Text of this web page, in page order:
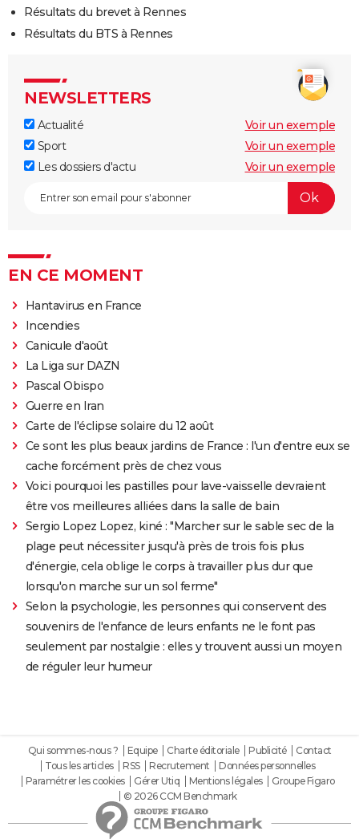
Résultats du brevet à Rennes
Résultats du BTS à Rennes
NEWSLETTERS
Actualité
Voir un exemple
Sport
Voir un exemple
Les dossiers d'actu
Voir un exemple
EN CE MOMENT
Hantavirus en France
Incendies
Canicule d'août
La Liga sur DAZN
Pascal Obispo
Guerre en Iran
Carte de l'éclipse solaire du 12 août
Ce sont les plus beaux jardins de France : l'un d'entre eux se
cache forcément près de chez vous
Voici pourquoi les pastilles pour lave-vaisselle devraient
être vos meilleures alliées dans la salle de bain
Sergio Lopez Lopez, kiné : "Marcher sur le sable sec de la
plage peut nécessiter jusqu'à près de trois fois plus
d'énergie, cela oblige le corps à travailler plus dur que
lorsqu'on marche sur un sol ferme"
Selon la psychologie, les personnes qui conservent des
souvenirs de l'enfance de leurs enfants ne le font pas
seulement par nostalgie : elles y trouvent aussi un moyen
de réguler leur humeur
Qui sommes-nous ? Equipe Charte éditoriale Publicité
Contact
Tous les articles
RSS Recrutement
Données personnelles
Paramétrer les cookies
Gérer Utiq Mentions légales
Groupe Figaro
© 2026 CCM Benchmark